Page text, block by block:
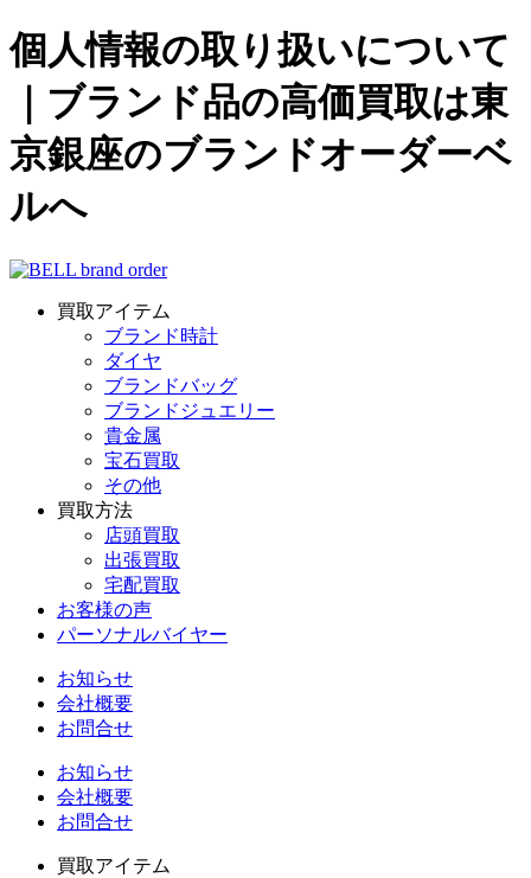
個人情報の取り扱いについて
｜ブランド品の高価買取は東
京銀座のブランドオーダーベ
ルへ
買取アイテム
ブランド時計
ダイヤ
ブランドバッグ
ブランドジュエリー
貴金属
宝石買取
その他
買取方法
店頭買取
出張買取
宅配買取
お客様の声
パーソナルバイヤー
お知らせ
会社概要
お問合せ
お知らせ
会社概要
お問合せ
買取アイテム